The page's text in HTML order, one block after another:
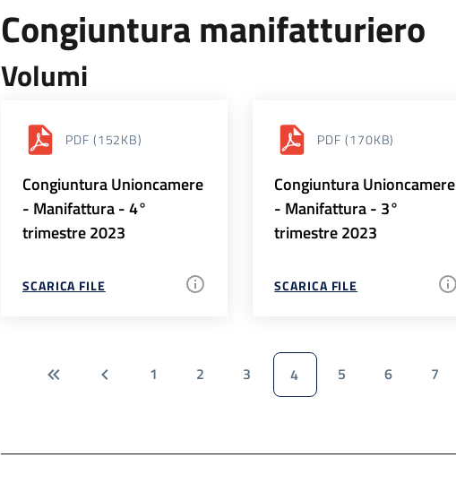
Congiuntura manifatturiero
Volumi
PDF (152KB)
Congiuntura Unioncamere
- Manifattura - 4°
trimestre 2023
SCARICA FILE
PDF (170KB)
Congiuntura Unioncamere
- Manifattura - 3°
trimestre 2023
SCARICA FILE
1 2 3 4 5 6 7